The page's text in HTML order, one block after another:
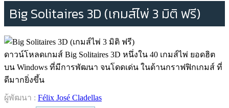
Big Solitaires 3D (เกมส์ไพ่ 3 มิติ ฟรี)
ดาวน์โหลดเกมส์ Big Solitaires 3D หนึ่งใน 40 เกมส์ไพ่ ยอดฮิต
บน Windows ที่มีการพัฒนา จนโดดเด่น ในด้านกราฟฟิกเกมส์ ที่
ดีมากยิ่งขึ้น
ผู้พัฒนา : Félix José Cladellas